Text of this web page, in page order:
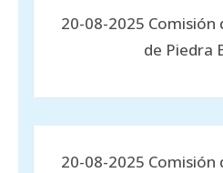
20-08-2025
de Piedra
20-08-2025